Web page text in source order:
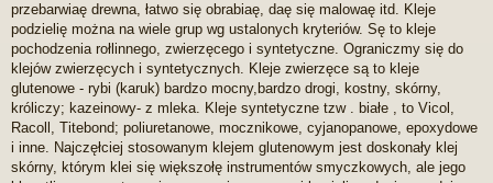
przebarwiaę drewna, łatwo się obrabiaę, daę się malowaę itd. Kleje
podzielię można na wiele grup wg ustalonych kryteriów. Sę to kleje
pochodzenia rołlinnego, zwierzęcego i syntetyczne. Ograniczmy się do
klejów zwierzęcych i syntetycznych. Kleje zwierzęce są to kleje
glutenowe - rybi (karuk) bardzo mocny,bardzo drogi, kostny, skórny,
króliczy; kazeinowy- z mleka. Kleje syntetyczne tzw . białe , to Vicol,
Racoll, Titebond; poliuretanowe, mocznikowe, cyjanopanowe, epoxydowe
i inne. Najczęłciej stosowanym klejem glutenowym jest doskonały klej
skórny, którym klei się większołę instrumentów smyczkowych, ale jego